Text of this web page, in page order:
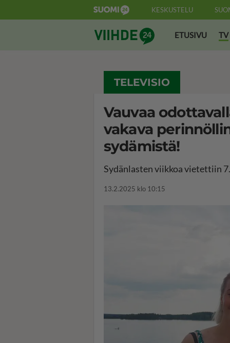
KESKUSTELU
Suomi24 ViihdeETUSIVU TV
TELEVISIO
Vauvaa
vakava
sydämistä!
Sydänlasten viikkoa vietettiin
13.2.2025 klo 10:15